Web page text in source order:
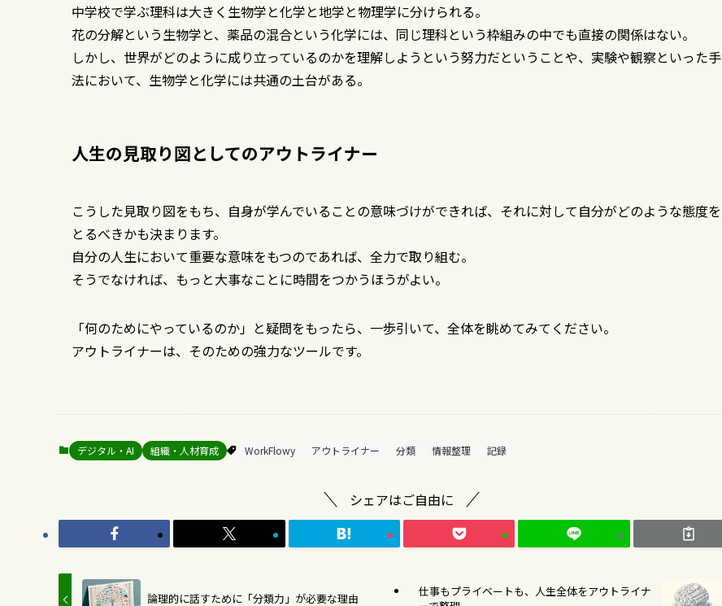
中学校で学ぶ理科は大きく生物学と化学と地学と物理学に分けられる。
花の分解という生物学と、薬品の混合という化学には、同じ理科という枠組みの中でも直接の関係はない。
しかし、世界がどのように成り立っているのかを理解しようという努力だということや、実験や観察といった手
法において、生物学と化学には共通の土台がある。
人生の見取り図としてのアウトライナー
こうした見取り図をもち、自身が学んでいることの意味づけができれば、それに対して自分がどのような態度を
とるべきかも決まります。
自分の人生において重要な意味をもつのであれば、全力で取り組む。
そうでなければ、もっと大事なことに時間をつかうほうがよい。
「何のためにやっているのか」と疑問をもったら、一歩引いて、全体を眺めてみてください。
アウトライナーは、そのための強力なツールです。
デジタル・AI 組織・人材育成 WorkFlowy アウトライナー 分類 情報整理 記録
シェアはご自由に
論理的に話すために「分類力」が必要な理由
仕事もプライベートも、人生全体をアウトライナ